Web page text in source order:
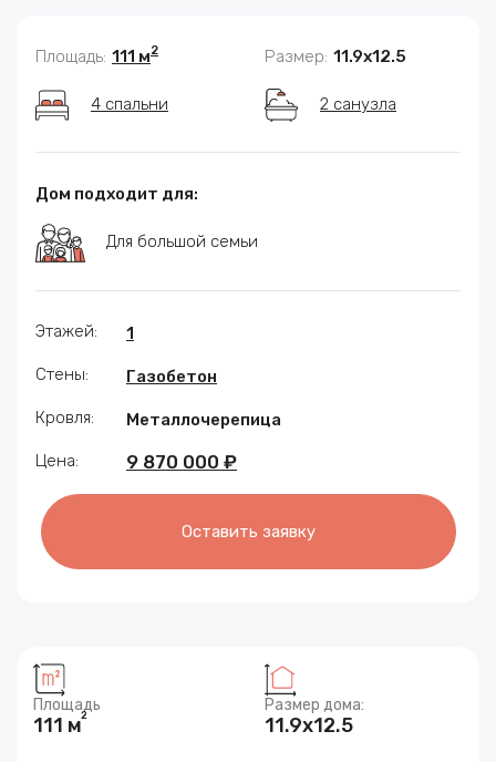
Площадь: 111 м2 Размер: 11.9х12.5
4 спальни 2 санузла
Дом подходит для:
Для большой семьи
Этажей: 1
Стены: Газобетон
Кровля: Металлочерепица
Цена: 9 870 000 ₽
Оставить заявку
Площадь
111 м2
Размер дома:
11.9х12.5